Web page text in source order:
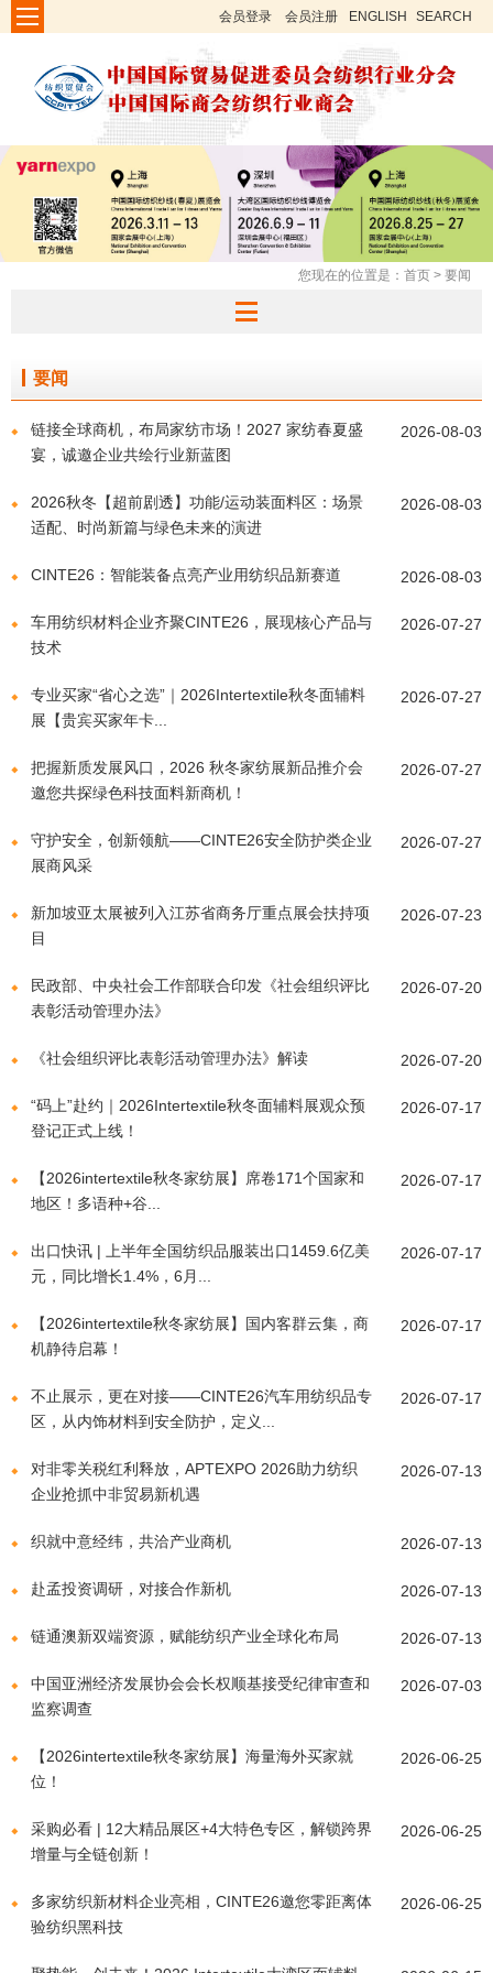
会员登录 会员注册 ENGLISH SEARCH
您现在的位置是： 首页 > 要闻
要闻
2026-08-03
链接全球商机，布局家纺市场！2027 家纺春夏盛
宴，诚邀企业共绘行业新蓝图
2026-08-03
2026秋冬【超前剧透】功能/运动装面料区：场景
适配、时尚新篇与绿色未来的演进
2026-08-03
CINTE26：智能装备点亮产业用纺织品新赛道
2026-07-27
车用纺织材料企业齐聚CINTE26，展现核心产品与
技术
2026-07-27
专业买家“省心之选”｜2026Intertextile秋冬面辅料
展【贵宾买家年卡...
2026-07-27
把握新质发展风口，2026 秋冬家纺展新品推介会
邀您共探绿色科技面料新商机！
2026-07-27
守护安全，创新领航——CINTE26安全防护类企业
展商风采
2026-07-23
新加坡亚太展被列入江苏省商务厅重点展会扶持项
目
2026-07-20
民政部、中央社会工作部联合印发《社会组织评比
表彰活动管理办法》
2026-07-20
《社会组织评比表彰活动管理办法》解读
2026-07-17
“码上”赴约｜2026Intertextile秋冬面辅料展观众预
登记正式上线！
2026-07-17
【2026intertextile秋冬家纺展】席卷171个国家和
地区！多语种+谷...
2026-07-17
出口快讯 | 上半年全国纺织品服装出口1459.6亿美
元，同比增长1.4%，6月...
2026-07-17
【2026intertextile秋冬家纺展】国内客群云集，商
机静待启幕！
2026-07-17
不止展示，更在对接——CINTE26汽车用纺织品专
区，从内饰材料到安全防护，定义...
2026-07-13
对非零关税红利释放，APTEXPO 2026助力纺织
企业抢抓中非贸易新机遇
2026-07-13
织就中意经纬，共洽产业商机
2026-07-13
赴孟投资调研，对接合作新机
2026-07-13
链通澳新双端资源，赋能纺织产业全球化布局
2026-07-03
中国亚洲经济发展协会会长权顺基接受纪律审查和
监察调查
2026-06-25
【2026intertextile秋冬家纺展】海量海外买家就
位！
2026-06-25
采购必看 | 12大精品展区+4大特色专区，解锁跨界
增量与全链创新！
2026-06-25
多家纺织新材料企业亮相，CINTE26邀您零距离体
验纺织黑科技